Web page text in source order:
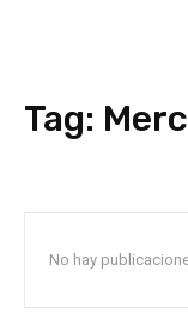
Tag:
No hay